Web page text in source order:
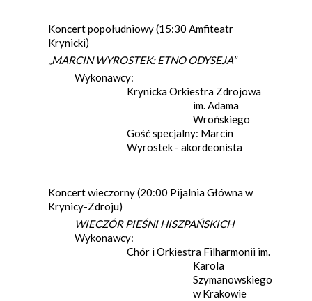
Koncert popołudniowy (15:30 Amfiteatr
Krynicki)
„MARCIN WYROSTEK: ETNO ODYSEJA”
Wykonawcy:
Krynicka Orkiestra Zdrojowa
im. Adama
Wrońskiego
Gość specjalny: Marcin
Wyrostek - akordeonista
Koncert wieczorny (20:00 Pijalnia Główna w
Krynicy-Zdroju)
WIECZÓR PIEŚNI HISZPAŃSKICH
Wykonawcy:
Chór i Orkiestra Filharmonii im.
Karola
Szymanowskiego
w Krakowie